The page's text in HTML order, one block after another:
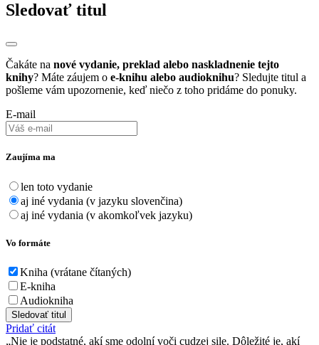
Sledovať titul
Čakáte na nové vydanie, preklad alebo naskladnenie tejto
knihy? Máte záujem o e-knihu alebo audioknihu? Sledujte titul a
pošleme vám upozornenie, keď niečo z toho pridáme do ponuky.
E-mail
Zaujíma ma
len toto vydanie
aj iné vydania (v jazyku slovenčina)
aj iné vydania (v akomkoľvek jazyku)
Vo formáte
Kniha (vrátane čítaných)
E-kniha
Audiokniha
Sledovať titul
Pridať citát
Nie je podstatné, akí sme odolní voči cudzej sile. Dôležité je, akí